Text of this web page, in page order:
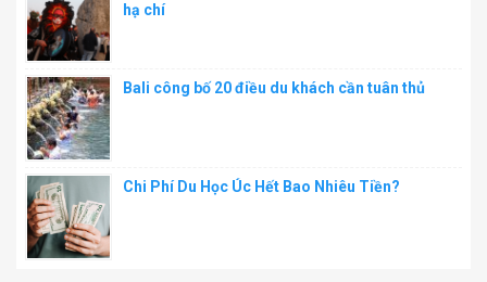
hạ chí
Bali công bố 20 điều du khách cần tuân thủ
Chi Phí Du Học Úc Hết Bao Nhiêu Tiền?